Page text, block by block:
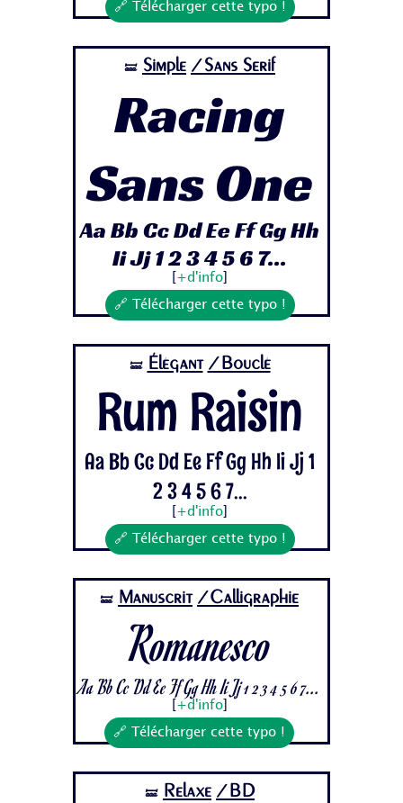
🔗 Télécharger cette typo !
🝛 Simple /Sans Serif
Racing
Sans One
Aa Bb Cc Dd Ee Ff Gg Hh
Ii Jj 1 2 3 4 5 6 7...
+d'info
🔗 Télécharger cette typo !
🝛 Élégant /Bouclé
Rum Raisin
Aa Bb Cc Dd Ee Ff Gg Hh Ii Jj 1
2 3 4 5 6 7...
+d'info
🔗 Télécharger cette typo !
🝛 Manuscrit /Calligraphie
Romanesco
Aa Bb Cc Dd Ee Ff Gg Hh Ii Jj 1 2 3 4 5 6 7...
+d'info]
🔗 Télécharger cette typo !
🝛 Relaxe /BD